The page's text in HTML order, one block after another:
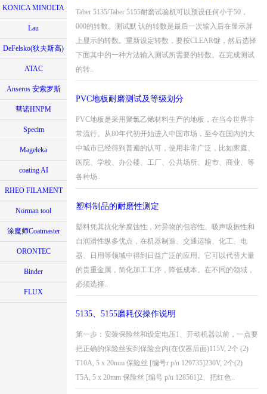
KONICA MINOLTA
Lau
DeFelsko(狄夫斯高)
ATAC
Anseros 安索罗斯
彗诺HNPM
Specim
Mageleka
coating AI
RHEO FILAMENT
Norman tool
涂魔师Coatmaster
ORONTEC
Binder
FLUX
Taber 5135/Taber 5155耐磨试验机可以预设任何小于50，
000的转数。测试默 认的转数是最后一次输入后在显示屏
上显示的转数。重新设定转数，要按CLEAR键，然后选择
下面其中的一种方法输入测试所需要的转数。在完成测试
的转..
PVC地板耐磨测试及等级划分
PVC地板是采用聚氯乙烯材料生产的地板，在当今世界非
常流行。从80年代初开始进入中国市场，至今在国内的大
中城市已经得到普遍的认可，使用非常广泛，比如家庭、
医院、学校、办公楼、工厂、公共场所、超市、商业、等
各种场..
塑料制品的耐磨性测定
塑料凭其抗化学腐蚀性，对异物的包容性、吸声吸振性和
自润滑性纵多优点，在机器制造、交通运输、化工、电
器、日用等领域中得到日益广泛的应用。它可以代替大量
的贵重金属，简化加工工序，降低成本。在不同的领域，
必须选择..
5135、5155磨耗仪操作说明
第一步：安装保险丝和设定电压1、开动机器以前，一点要
把正确的保险丝安到保险盒内(在仪器后面)115V, 2个 (2)
T10A, 5 x 20mm 保险丝 [编号r p/n 129735]230V, 2个(2)
T5A, 5 x 20mm 保险丝 [编号 p/n 128561]2、把红色..